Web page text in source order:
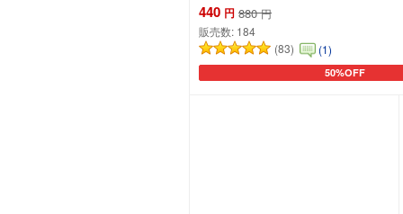
440 円 880 円
販売数: 184
(83)
(1)
50%OFF
カートに追加